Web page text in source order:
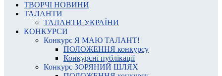
ТВОРЧІ НОВИНИ
ТАЛАНТИ
ТАЛАНТИ УКРАЇНИ
КОНКУРСИ
Конкурс Я МАЮ ТАЛАНТ!
ПОЛОЖЕННЯ конкурсу
Конкурсні публікації
Конкурс ЗОРЯНИЙ ШЛЯХ